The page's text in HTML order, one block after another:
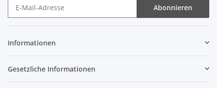
Abonnieren
Informationen
Gesetzliche Informationen